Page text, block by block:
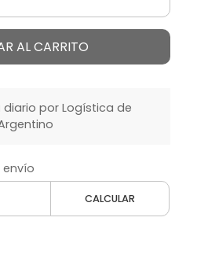
AL CARRITO
por Logística de
CALCULAR